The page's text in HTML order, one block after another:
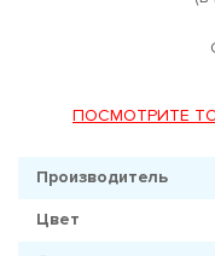
ПОСМОТРИТЕ
Производитель
Цвет